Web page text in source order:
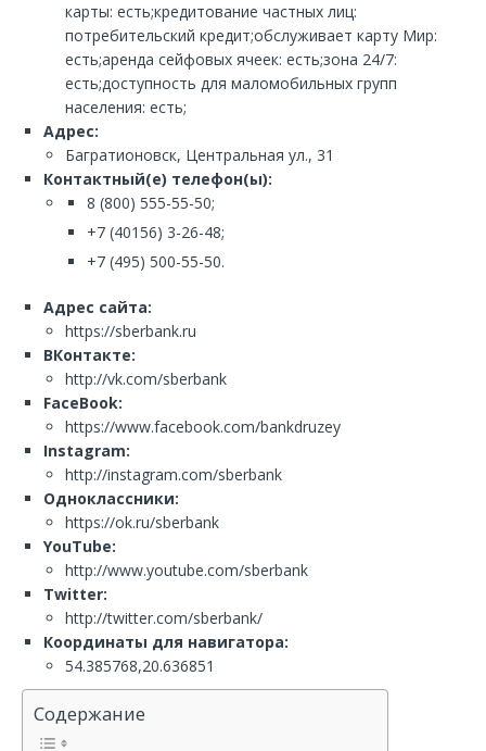
карты: есть;кредитование частных лиц:
потребительский кредит;обслуживает карту Мир:
есть;аренда сейфовых ячеек: есть;зона 24/7:
есть;доступность для маломобильных групп
населения: есть;
Адрес:
Багратионовск, Центральная ул., 31
Контактный(е) телефон(ы):
8 (800) 555-55-50;
+7 (40156) 3-26-48;
+7 (495) 500-55-50.
Адрес сайта:
https://sberbank.ru
ВКонтакте:
http://vk.com/sberbank
FaceBook:
https://www.facebook.com/bankdruzey
Instagram:
http://instagram.com/sberbank
Одноклассники:
https://ok.ru/sberbank
YouTube:
http://www.youtube.com/sberbank
Twitter:
http://twitter.com/sberbank/
Координаты для навигатора:
54.385768,20.636851
Содержание